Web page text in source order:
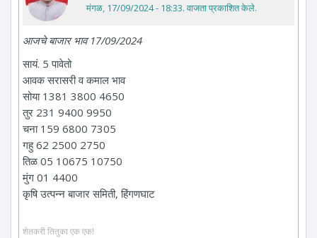
मंगळ, 17/09/2024 - 18:33. वाजता प्रकाशित केले.
आजचे बाजार भाव 17/09/2024
सायं. 5 पावेतो
आवक सरासरी व कमाल भाव
सोया 1381 3800 4650
तुर 231 9400 9950
चना 159 6800 7305
गहु 62 2500 2750
तिळ 05 10675 10750
मुंग 01 4400
कृषि उत्पन्न बाजार समिती, हिंगणघाट
शेतकरी तितुका एक एक!